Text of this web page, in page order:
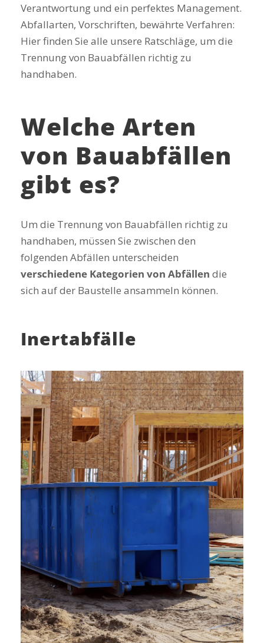
Verantwortung und ein perfektes Management.
Abfallarten, Vorschriften, bewährte Verfahren:
Hier finden Sie alle unsere Ratschläge, um die
Trennung von Bauabfällen richtig zu
handhaben.
Welche Arten
von Bauabfällen
gibt es?
Um die Trennung von Bauabfällen richtig zu
handhaben, müssen Sie zwischen den
folgenden Abfällen unterscheiden
verschiedene Kategorien von Abfällen die
sich auf der Baustelle ansammeln können.
Inertabfälle